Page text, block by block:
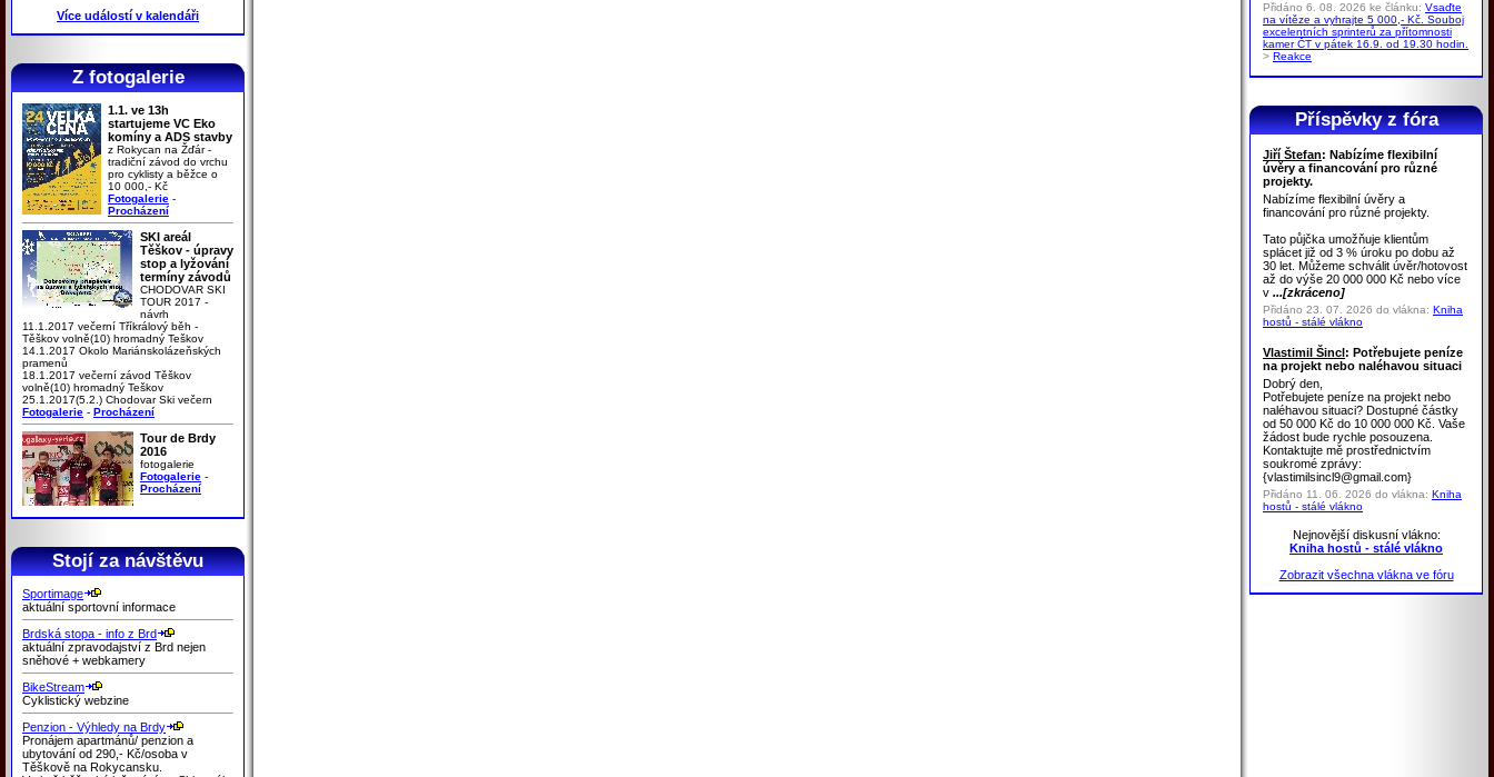
Více událostí v kalendáři
Z fotogalerie
1.1. ve 13h
startujeme VC Eko
komíny a ADS stavby
z Rokycan na Žďár -
tradiční závod do vrchu
pro cyklisty a běžce o
10 000,- Kč
Fotogalerie -
Procházení
SKI areál
Těškov - úpravy
stop a lyžování
termíny závodů
CHODOVAR SKI
TOUR 2017 -
návrh
11.1.2017 večerní Tříkrálový běh -
Těškov volně(10) hromadný Teškov
14.1.2017 Okolo Mariánskolázeňských
pramenů
18.1.2017 večerní závod Těškov
volně(10) hromadný Teškov
25.1.2017(5.2.) Chodovar Ski večern
Fotogalerie - Procházení
Tour de Brdy
2016
fotogalerie
Fotogalerie -
Procházení
Stojí za návštěvu
Sportimage
aktuální sportovní informace
Brdská stopa - info z Brd
aktuální zpravodajství z Brd nejen
sněhové + webkamery
BikeStream
Cyklistický webzine
Penzion - Výhledy na Brdy
Pronájem apartmánů/ penzion a
ubytování od 290,- Kč/osoba v
Těškově na Rokycansku.
Přidáno 6. 08. 2026 ke článku: Vsaďte
na vítěze a vyhrajte 5 000,- Kč. Souboj
excelentních sprinterů za přítomnosti
kamer ČT v pátek 16.9. od 19.30 hodin.
> Reakce
Příspěvky z fóra
Jiří Štefan: Nabízíme flexibilní
úvěry a financování pro různé
projekty.
Nabízíme flexibilní úvěry a
financování pro různé projekty.
Tato půjčka umožňuje klientům
splácet již od 3 % úroku po dobu až
30 let. Můžeme schválit úvěr/hotovost
až do výše 20 000 000 Kč nebo více
v ...[zkráceno]
Přidáno 23. 07. 2026 do vlákna: Kniha
hostů - stálé vlákno
Vlastimil Šincl: Potřebujete peníze
na projekt nebo naléhavou situaci
Dobrý den,
Potřebujete peníze na projekt nebo
naléhavou situaci? Dostupné částky
od 50 000 Kč do 10 000 000 Kč. Vaše
žádost bude rychle posouzena.
Kontaktujte mě prostřednictvím
soukromé zprávy:
{vlastimilsincl9@gmail.com}
Přidáno 11. 06. 2026 do vlákna: Kniha
hostů - stálé vlákno
Nejnovější diskusní vlákno:
Kniha hostů - stálé vlákno
Zobrazit všechna vlákna ve fóru